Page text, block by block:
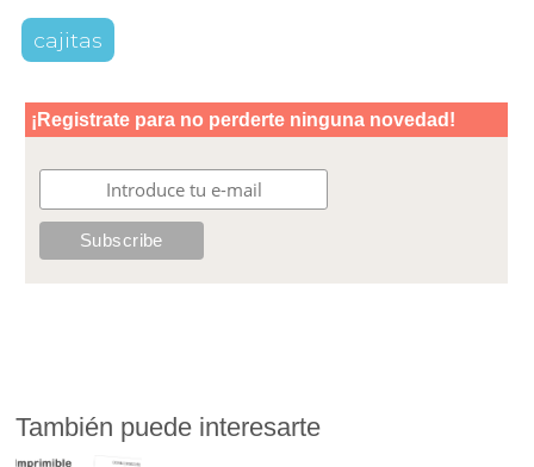
cajitas
También puede interesarte